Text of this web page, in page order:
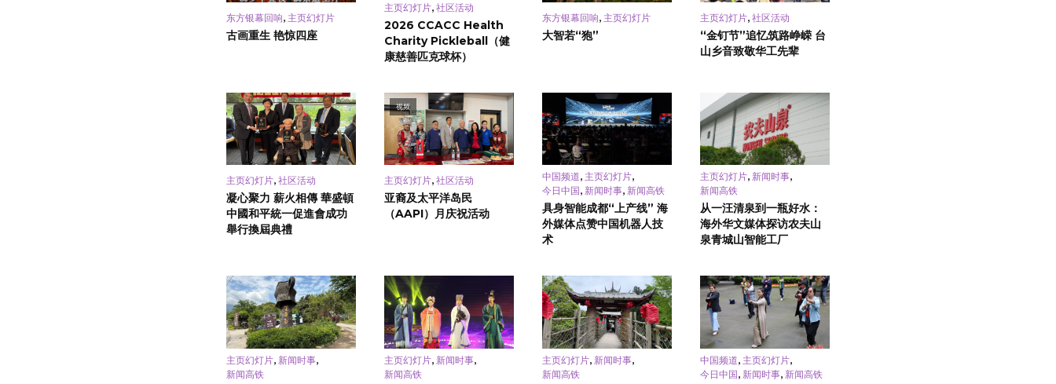
东方银幕回响, 主页幻灯片
古画重生 艳惊四座
主页幻灯片 社区活动
2026 CCACC Health
Charity Pickleball（健
康慈善匹克球杯）
东方银幕回响, 主页幻灯片
大智若“狍”
主页幻灯片, 社区活动
“金钉节”追忆筑路峥嵘 台
山乡音致敬华工先辈
主页幻灯片, 社区活动
凝心聚力 薪火相傳 華盛頓
中國和平統一促進會成功
舉行換屆典禮
视频
主页幻灯片, 社区活动
亚裔及太平洋岛民
（AAPI）月庆祝活动
中国频道, 主页幻灯片,
今日中国, 新闻时事, 新闻高铁
具身智能成都“上产线” 海
外媒体点赞中国机器人技
术
主页幻灯片, 新闻时事,
新闻高铁
从一汪清泉到一瓶好水：
海外华文媒体探访农夫山
泉青城山智能工厂
主页幻灯片, 新闻时事,
新闻高铁
主页幻灯片, 新闻时事,
新闻高铁
主页幻灯片, 新闻时事,
新闻高铁
中国频道, 主页幻灯片,
今日中国, 新闻时事, 新闻高铁